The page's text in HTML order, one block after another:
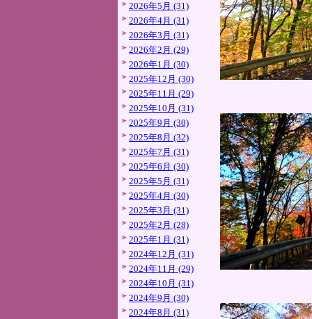
2026年5月 (31)
2026年4月 (31)
2026年3月 (31)
2026年2月 (29)
2026年1月 (30)
2025年12月 (30)
2025年11月 (29)
2025年10月 (31)
2025年9月 (30)
2025年8月 (32)
2025年7月 (31)
2025年6月 (30)
2025年5月 (31)
2025年4月 (30)
2025年3月 (31)
2025年2月 (28)
2025年1月 (31)
2024年12月 (31)
2024年11月 (29)
2024年10月 (31)
2024年9月 (30)
2024年8月 (31)